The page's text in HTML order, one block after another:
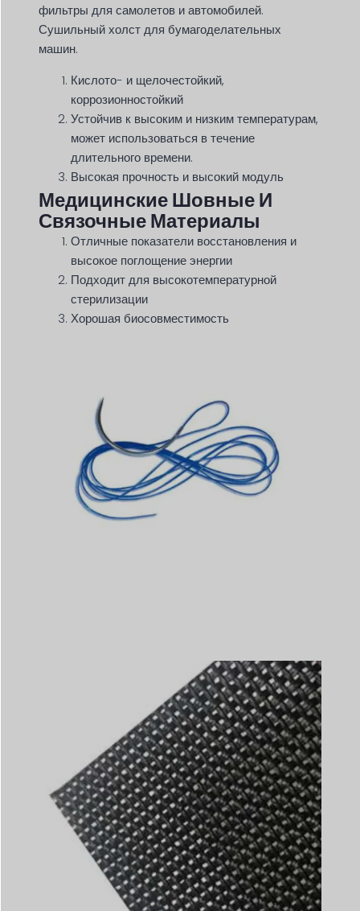
фильтры для самолетов и автомобилей.
Сушильный холст для бумагоделательных
машин.
Кислото- и щелочестойкий,
коррозионностойкий
Устойчив к высоким и низким температурам,
может использоваться в течение
длительного времени.
Высокая прочность и высокий модуль
Медицинские Шовные И
Связочные Материалы
Отличные показатели восстановления и
высокое поглощение энергии
Подходит для высокотемпературной
стерилизации
Хорошая биосовместимость